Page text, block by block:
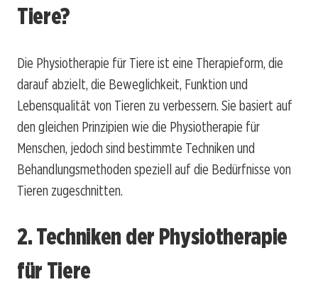
Tiere?
Die Physiotherapie für Tiere ist eine Therapieform, die
darauf abzielt, die Beweglichkeit, Funktion und
Lebensqualität von Tieren zu verbessern. Sie basiert auf
den gleichen Prinzipien wie die Physiotherapie für
Menschen, jedoch sind bestimmte Techniken und
Behandlungsmethoden speziell auf die Bedürfnisse von
Tieren zugeschnitten.
2. Techniken der Physiotherapie
für Tiere